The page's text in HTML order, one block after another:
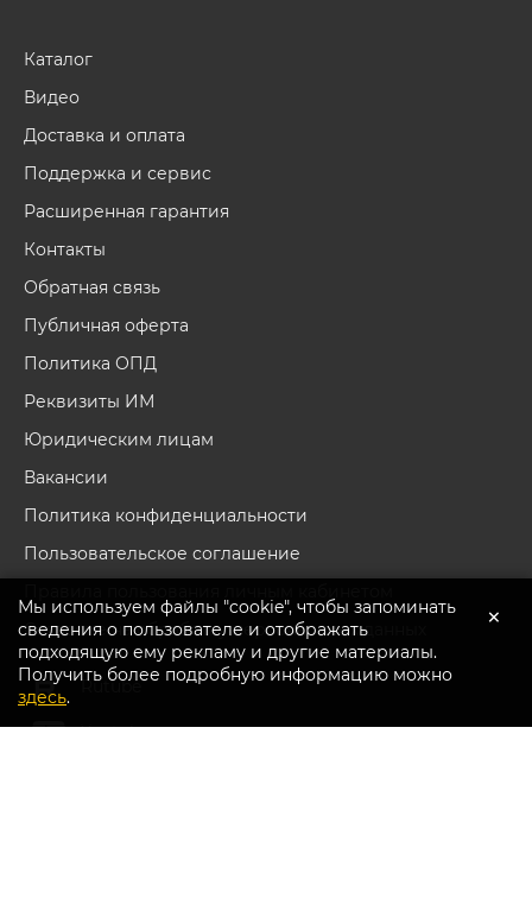
Перейти в каталог
Каталог
Видео
Доставка и оплата
Поддержка и сервис
Расширенная гарантия
Контакты
Обратная связь
Публичная оферта
Политика ОПД
Реквизиты ИМ
Юридическим лицам
Вакансии
Политика конфиденциальности
Пользовательское соглашение
Согласие на обработку персональных данных
Rutube
Youtube
Мы используем файлы "cookie", чтобы запоминать
сведения о пользователе и отображать
подходящую ему рекламу и другие материалы.
Получить более подробную информацию можно
здесь.
×